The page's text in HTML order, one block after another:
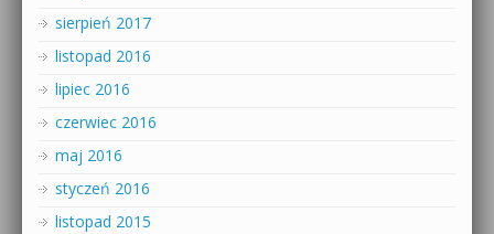
sierpień 2017
listopad 2016
lipiec 2016
czerwiec 2016
maj 2016
styczeń 2016
listopad 2015